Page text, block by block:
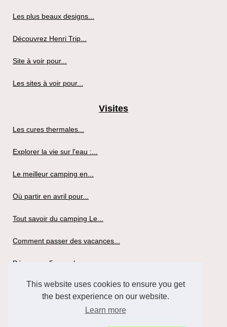
This website uses cookies to ensure you get
the best experience on our website.
Learn more
Les plus beaux designs...
Découvrez Henri Trip...
Site à voir pour...
Les sites à voir pour...
Visites
Les cures thermales...
Explorer la vie sur l'eau :...
Le meilleur camping en...
Où partir en avril pour...
Tout savoir du camping Le...
Comment passer des vacances...
Découvrez 5 superbes...
Louer un mobil-home pour...
Tout savoir du camping la...